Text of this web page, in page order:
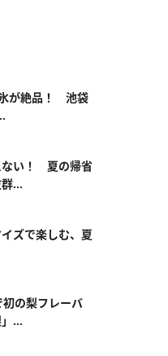
が絶品！ 池袋
ない！ 夏の帰省
...
ズで楽しむ、夏
初の梨フレーバ
...